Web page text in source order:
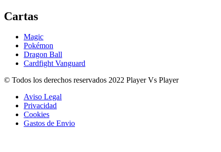
Cartas
Magic
Pokémon
Dragon Ball
Cardfight Vanguard
© Todos los derechos reservados 2022 Player Vs Player
Aviso Legal
Privacidad
Cookies
Gastos de Envio